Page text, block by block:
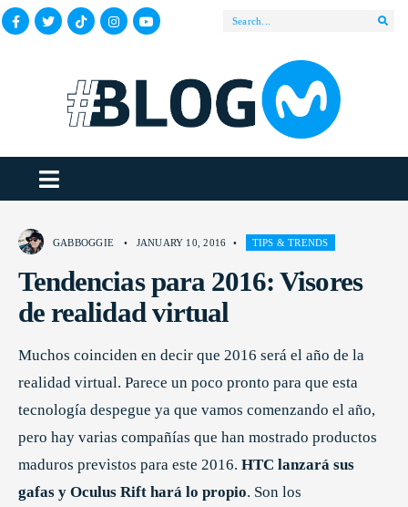
GABBOGGIE • JANUARY 10, 2016 • TIPS & TRENDS
Tendencias para 2016: Visores
de realidad virtual
Muchos coinciden en decir que 2016 será el año de la
realidad virtual. Parece un poco pronto para que esta
tecnología despegue ya que vamos comenzando el año,
pero hay varias compañías que han mostrado productos
maduros previstos para este 2016. HTC lanzará sus
gafas y Oculus Rift hará lo propio. Son los